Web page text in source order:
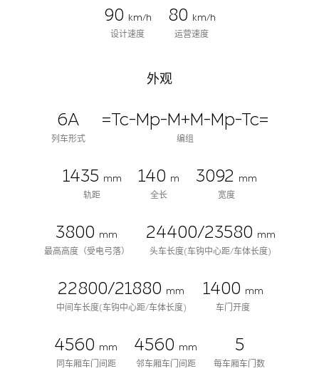
90
km/h
设计速度
80
km/h
运营速度
外观
6A
列车形式
=Tc-Mp-M+M-Mp-Tc=
编组
1435 mm
轨距
140 m
全长
3092
mm
宽度
3800 mm
最高高度（受电弓落）
24400/23580 mm
头车长度(车钩中心距/车体长度)
22800/21880 mm
中间车长度(车钩中心距/车体长度)
1400 mm
车门开度
4560 mm
同车厢车门间距
4560 mm
邻车厢车门间距
5
每车厢车门数